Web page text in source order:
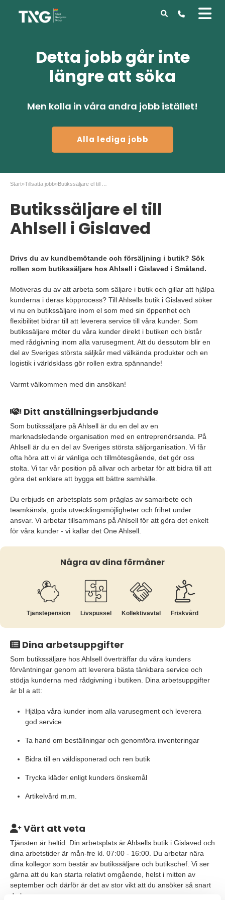
Detta jobb går inte
längre att söka
Men kolla in våra andra jobb istället!
Alla lediga jobb
Start»Tillsatta jobb»
Butikssäljare el till
Ahlsell i Gislaved
Drivs du av kundbemötande och försäljning i butik? Sök
rollen som butikssäljare hos Ahlsell i Gislaved i Småland.
Motiveras du av att arbeta som säljare i butik och gillar att hjälpa
kunderna i deras köpprocess? Till Ahlsells butik i Gislaved söker
vi nu en butikssäljare inom el som med sin öppenhet och
flexibilitet bidrar till att leverera service till våra kunder. Som
butikssäljare möter du våra kunder direkt i butiken och bistår
med rådgivning inom alla varusegment. Att du dessutom blir en
del av Sveriges största säljkår med välkända produkter och en
logistik i världsklass gör rollen extra spännande!
Varmt välkommen med din ansökan!
Ditt anställningserbjudande
Som butikssäljare på Ahlsell är du en del av en
marknadsledande organisation med en entreprenörsanda. På
Ahlsell är du en del av Sveriges största säljorganisation. Vi får
ofta höra att vi är vänliga och tillmötesgående, det gör oss
stolta. Vi tar vår position på allvar och arbetar för att bidra till att
göra det enklare att bygga ett bättre samhälle.
Du erbjuds en arbetsplats som präglas av samarbete och
teamkänsla, goda utvecklingsmöjligheter och frihet under
ansvar. Vi arbetar tillsammans på Ahlsell för att göra det enkelt
för våra kunder - vi kallar det One Ahlsell.
Några av dina förmåner
Tjänste­pension Livspussel Kollektiv­avtal Friskvård
Dina arbetsuppgifter
Som butikssäljare hos Ahlsell överträffar du våra kunders
förväntningar genom att leverera bästa tänkbara service och
stödja kunderna med rådgivning i butiken. Dina arbetsuppgifter
är bl a att:
Hjälpa våra kunder inom alla varusegment och leverera
god service
Ta hand om beställningar och genomföra inventeringar
Bidra till en väldisponerad och ren butik
Trycka kläder enligt kunders önskemål
Artikelvård m.m.
Värt att veta
Tjänsten är heltid. Din arbetsplats är Ahlsells butik i Gislaved och
dina arbetstider är mån-fre kl. 07:00 - 16:00. Du arbetar nära
dina kollegor som består av butikssäljare och butikschef. Vi ser
gärna att du kan starta relativt omgående, helst i mitten av
september och därför är det av stor vikt att du ansöker så snart
du kan.